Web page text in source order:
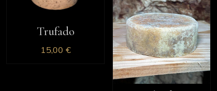
Trufado
15,00 €